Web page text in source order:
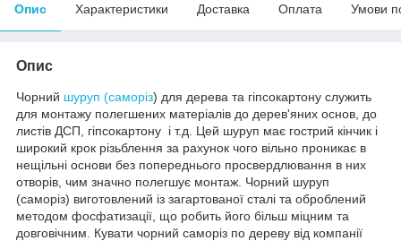
Опис Характеристики Доставка Оплата Умови
Опис
Чорний шуруп (саморіз) для дерева та гіпсокартону служить
для монтажу полегшених матеріалів до дерев'яних основ, до
листів ДСП, гіпсокартону і т.д. Цей шуруп має гострий кінчик і
широкий крок різьблення за рахунок чого вільно проникає в
нещільні основи без попереднього просвердлювання в них
отворів, чим значно полегшує монтаж. Чорний шуруп
(саморіз) виготовлений із загартованої сталі та оброблений
методом фосфатизації, що робить його більш міцним та
довговічним. Кувати чорний саморіз по дереву від компанії